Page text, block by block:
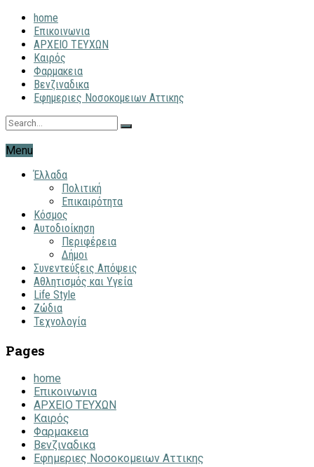
home
Επικοινωνια
ΑΡΧΕΙΟ ΤΕΥΧΩΝ
Καιρός
Φαρμακεια
Βενζιναδικα
Εφημεριες Νοσοκομειων Αττικης
Menu
Έλλαδα
Πολιτική
Επικαιρότητα
Κόσμος
Αυτοδιοίκηση
Περιφέρεια
Δήμοι
Συνεντεύξεις Απόψεις
Αθλητισμός και Υγεία
Life Style
Ζώδια
Τεχνολογία
Pages
home
Επικοινωνια
ΑΡΧΕΙΟ ΤΕΥΧΩΝ
Καιρός
Φαρμακεια
Βενζιναδικα
Εφημεριες Νοσοκομειων Αττικης